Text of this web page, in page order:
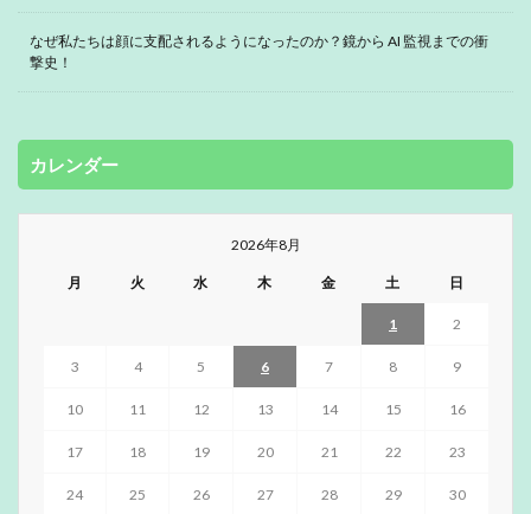
なぜ私たちは顔に支配されるようになったのか？鏡から AI 監視までの衝
撃史！
カレンダー
2026年8月
月 火 水 木 金 土 日
1 2
3 4 5 6 7 8 9
10 11 12 13 14 15 16
17 18 19 20 21 22 23
24 25 26 27 28 29 30